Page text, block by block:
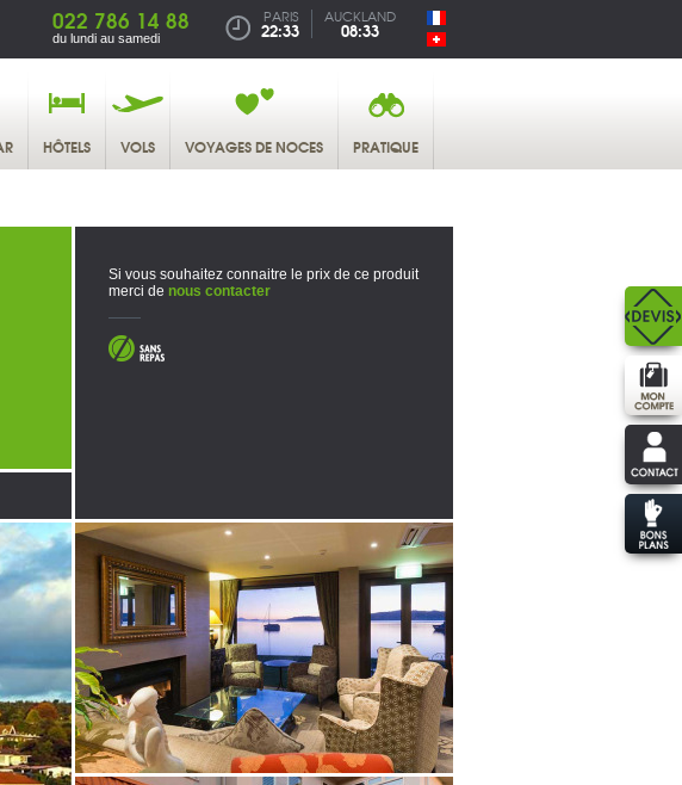
022 786 14 88
du lundi au samedi
PARIS
22:33
AUCKLAND
08:33
HÔTELS VOLS VOYAGES DE NOCES PRATIQUE
Si vous souhaitez connaitre le prix de ce produit
merci de nous contacter